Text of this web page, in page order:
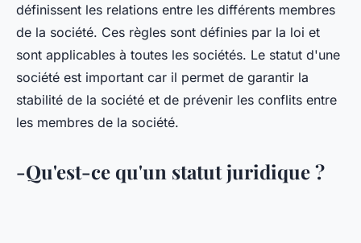
définissent les relations entre les différents membres
de la société. Ces règles sont définies par la loi et
sont applicables à toutes les sociétés. Le statut d'une
société est important car il permet de garantir la
stabilité de la société et de prévenir les conflits entre
les membres de la société.
-Qu'est-ce qu'un statut juridique ?